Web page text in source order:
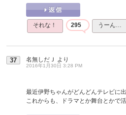
それな！ 295 うーん…
37 名無しだＪ より
2016年1月30日 3:28 PM
最近伊野ちゃんがどんどんテレビに
これからも、ドラマとか舞台とかで